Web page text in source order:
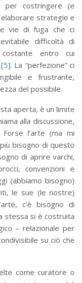
per costringere (e
strategie e
vie di fuga che ci
difficoltà di
entro cui
[5]. La “perfezione” ci
e frustrante,
del possibile.
aperta, è un limite
alla discussione,
l’arte (ma mi
bisogno di questo
di aprire varchi,
convenzioni e
(abbiamo bisogno)
le sue (le nostre)
c’è bisogno di
stessa si è costruita
– relazionale per
su ciò che
come curatore o